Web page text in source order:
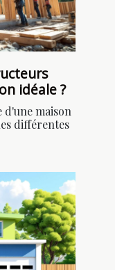
idéale ?
maison
différentes